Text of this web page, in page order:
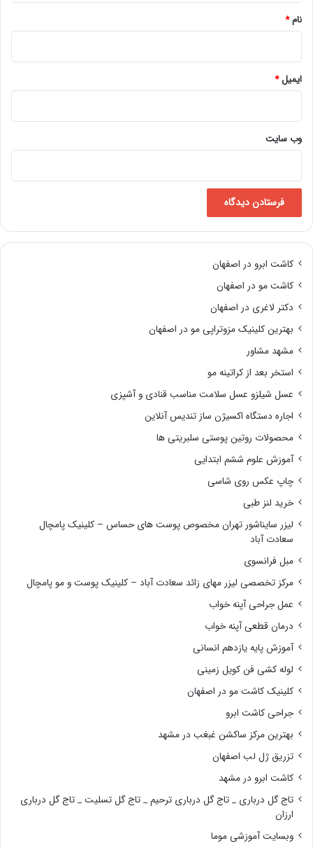
نام*
ایمیل*
وب‌ سایت
کاشت ابرو در اصفهان
کاشت مو در اصفهان
دکتر لاغری در اصفهان
بهترین کلینیک مزوتراپی مو در اصفهان
مشهد مشاور
استخر بعد از کراتینه مو
عسل شیلزو عسل سلامت مناسب قنادی و آشپزی
اجاره دستگاه اکسیژن ساز تندیس آنلاین
محصولات روتین پوستی سلبریتی ها
آموزش علوم ششم ابتدایی
چاپ عکس روی شاسی
خرید لنز طبی
لیزر سایناشور تهران مخصوص پوست های حساس – کلینیک پامچال
سعادت آباد
مبل فرانسوی
مرکز تخصصی لیزر مهای زائد سعادت آباد – کلینیک پوست و مو پامچال
عمل جراحی آپنه خواب
درمان قطعی آپنه خواب
آموزش پایه یازدهم انسانی
لوله کشی فن کویل زمینی
کلینیک کاشت مو در اصفهان
جراحی کاشت ابرو
بهترین مرکز ساکشن غبغب در مشهد
تزریق ژل لب اصفهان
کاشت ابرو در مشهد
تاج گل درباری _ تاج گل درباری ترحیم _ تاج گل تسلیت _ تاج گل درباری
ارزان
وبسایت آموزشی موما